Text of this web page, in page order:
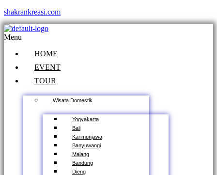
shakrankreasi.com
Menu
HOME
EVENT
TOUR
Wisata Domestik
Yogyakarta
Bali
Karimunjawa
Banyuwangi
Malang
Bandung
Dieng